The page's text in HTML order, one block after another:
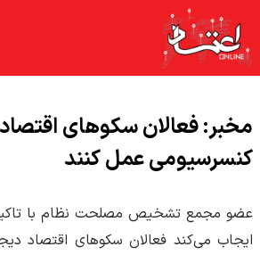
مخبر: فعالان سکوهای
کنسرسیومی عمل کنند
عضو مجمع تشخیص مصلحت نظام با تاکید
ایجاب می‌کند فعالان سکوهای اقتصاد